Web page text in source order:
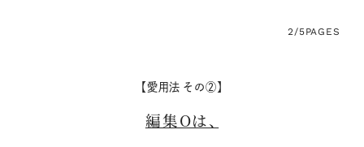
2/5PAGES
【愛用法 その②】
編集Oは、